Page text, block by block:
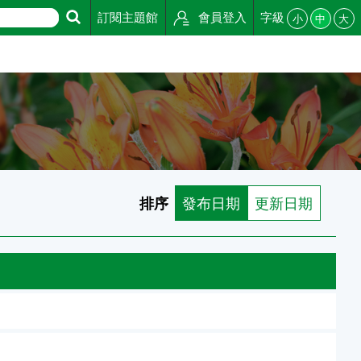
訂閱主題館 會員登入 字級 小 中 大
排序 發布日期 更新日期